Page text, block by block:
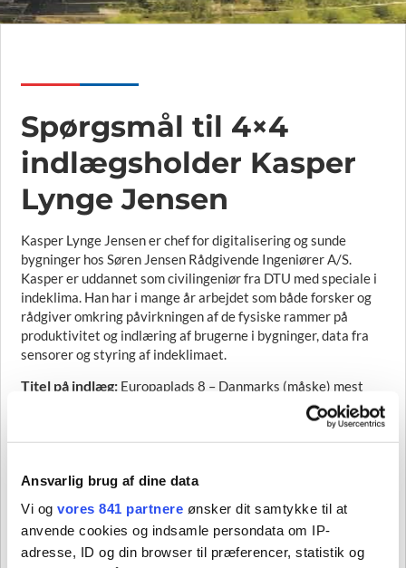
Ansvarlig brug af dine data
Vi og vores 841 partnere ønsker dit samtykke til at
anvende cookies og indsamle persondata om IP-
adresse, ID og din browser til præferencer, statistik og
Spørgsmål til 4×4
indlægsholder Kasper
Lynge Jensen
Kasper Lynge Jensen er chef for digitalisering og sunde
bygninger hos Søren Jensen Rådgivende Ingeniører A/S.
Kasper er uddannet som civilingeniør fra DTU med speciale i
indeklima. Han har i mange år arbejdet som både forsker og
rådgiver omkring påvirkningen af de fysiske rammer på
produktivitet og indlæring af brugerne i bygninger, data fra
sensorer og styring af indeklimaet.
Titel på indlæg: Europaplads 8 – Danmarks (måske) mest
nye teknologier samt rådgivning af bygningsejeres digitale
rejse. Med virksomhedens nye lejemål på Europaplads 8 i
Aarhus prøver vi at tage skridtet endnu videre. Vi vil gøre
lejemålet til Danmarks mest digitale bygning. Jeg vil fortælle
om tankerne bag de konkrete systemintegrationer, men også